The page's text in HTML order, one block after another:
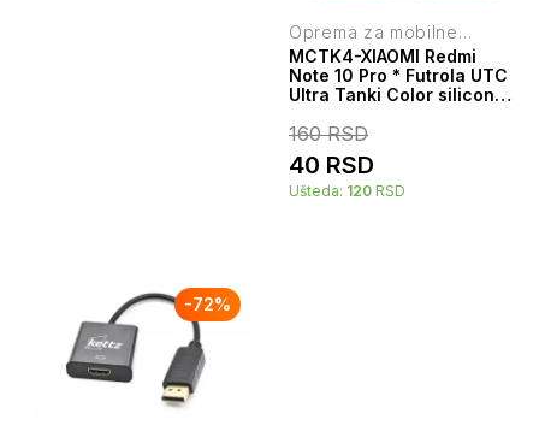
Oprema za mobilne
telefone
MCTK4-XIAOMI Redmi
Note 10 Pro * Futrola UTC
Ultra Tanki Color silicone
160RSD
40 RSD
Ušteda: 120 RSD
-72%